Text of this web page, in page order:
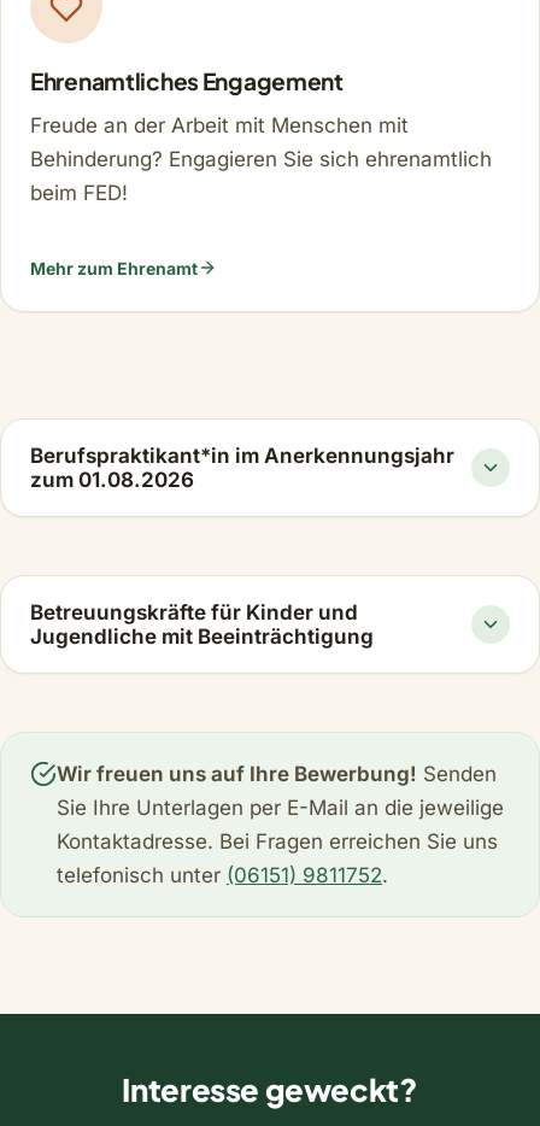
Ehrenamtliches Engagement
Freude an der Arbeit mit Menschen mit
Behinderung? Engagieren Sie sich ehrenamtlich
beim FED!
Mehr zum Ehrenamt
Berufspraktikant*in im Anerkennungsjahr
zum 01.08.2026
Betreuungskräfte für Kinder und
Jugendliche mit Beeinträchtigung
Wir freuen uns auf Ihre Bewerbung! Senden
Sie Ihre Unterlagen per E-Mail an die jeweilige
Kontaktadresse. Bei Fragen erreichen Sie uns
telefonisch unter (06151) 9811752.
Interesse geweckt?